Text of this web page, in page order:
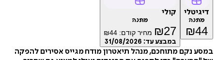
₪
קולי
₪ 27 מחיר קודם: ₪44
במבצע עד:31/08/2026
נקם מתוחכם, מנהל תיאטרון מודח מגייס אסירים להפקה